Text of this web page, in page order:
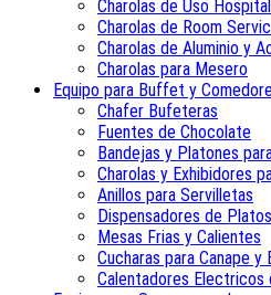
Charolas de Uso
Charolas de Room
Charolas de Aluminio y
Charolas para Mesero
Equipo para Buffet y
Chafer Bufeteras
Fuentes de Chocolate
Bandejas y Platones
Charolas y Exhibidores
Anillos para Servilletas
Dispensadores de
Mesas Frias y Calientes
Cucharas para Canape y
Calentadores Electricos